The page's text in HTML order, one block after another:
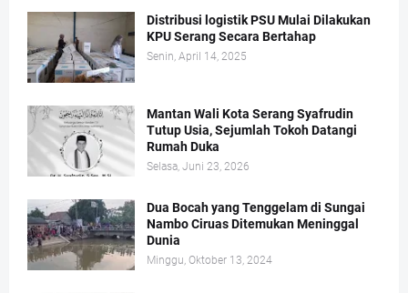
Distribusi logistik PSU Mulai Dilakukan
KPU Serang Secara Bertahap
Senin, April 14, 2025
Mantan Wali Kota Serang Syafrudin
Tutup Usia, Sejumlah Tokoh Datangi
Rumah Duka
Selasa, Juni 23, 2026
Dua Bocah yang Tenggelam di Sungai
Nambo Ciruas Ditemukan Meninggal
Dunia
Minggu, Oktober 13, 2024